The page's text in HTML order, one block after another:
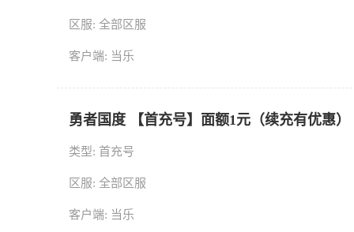
区服: 全部区服
客户端: 当乐
勇者国度 【首充号】面额1元（续充有优惠）
类型: 首充号
区服: 全部区服
客户端: 当乐